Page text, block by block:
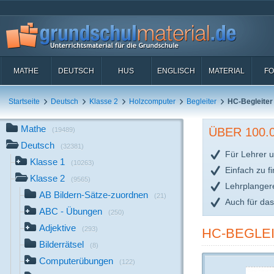
MATHE DEUTSCH HUS ENGLISCH MATERIAL
Startseite Deutsch Klasse 2 Holzcomputer Begleiter HC-
Mathe (19489)
Deutsch (32381)
Klasse 1 (10263)
Klasse 2 (9565)
AB Bildern-Sätze-zuordnen (21)
ABC - Übungen (250)
Adjektive (293)
Bilderrätsel (8)
Computerübungen (122)
ÜBER
Für Lehrer
Einfach zu
Auch für
HC-